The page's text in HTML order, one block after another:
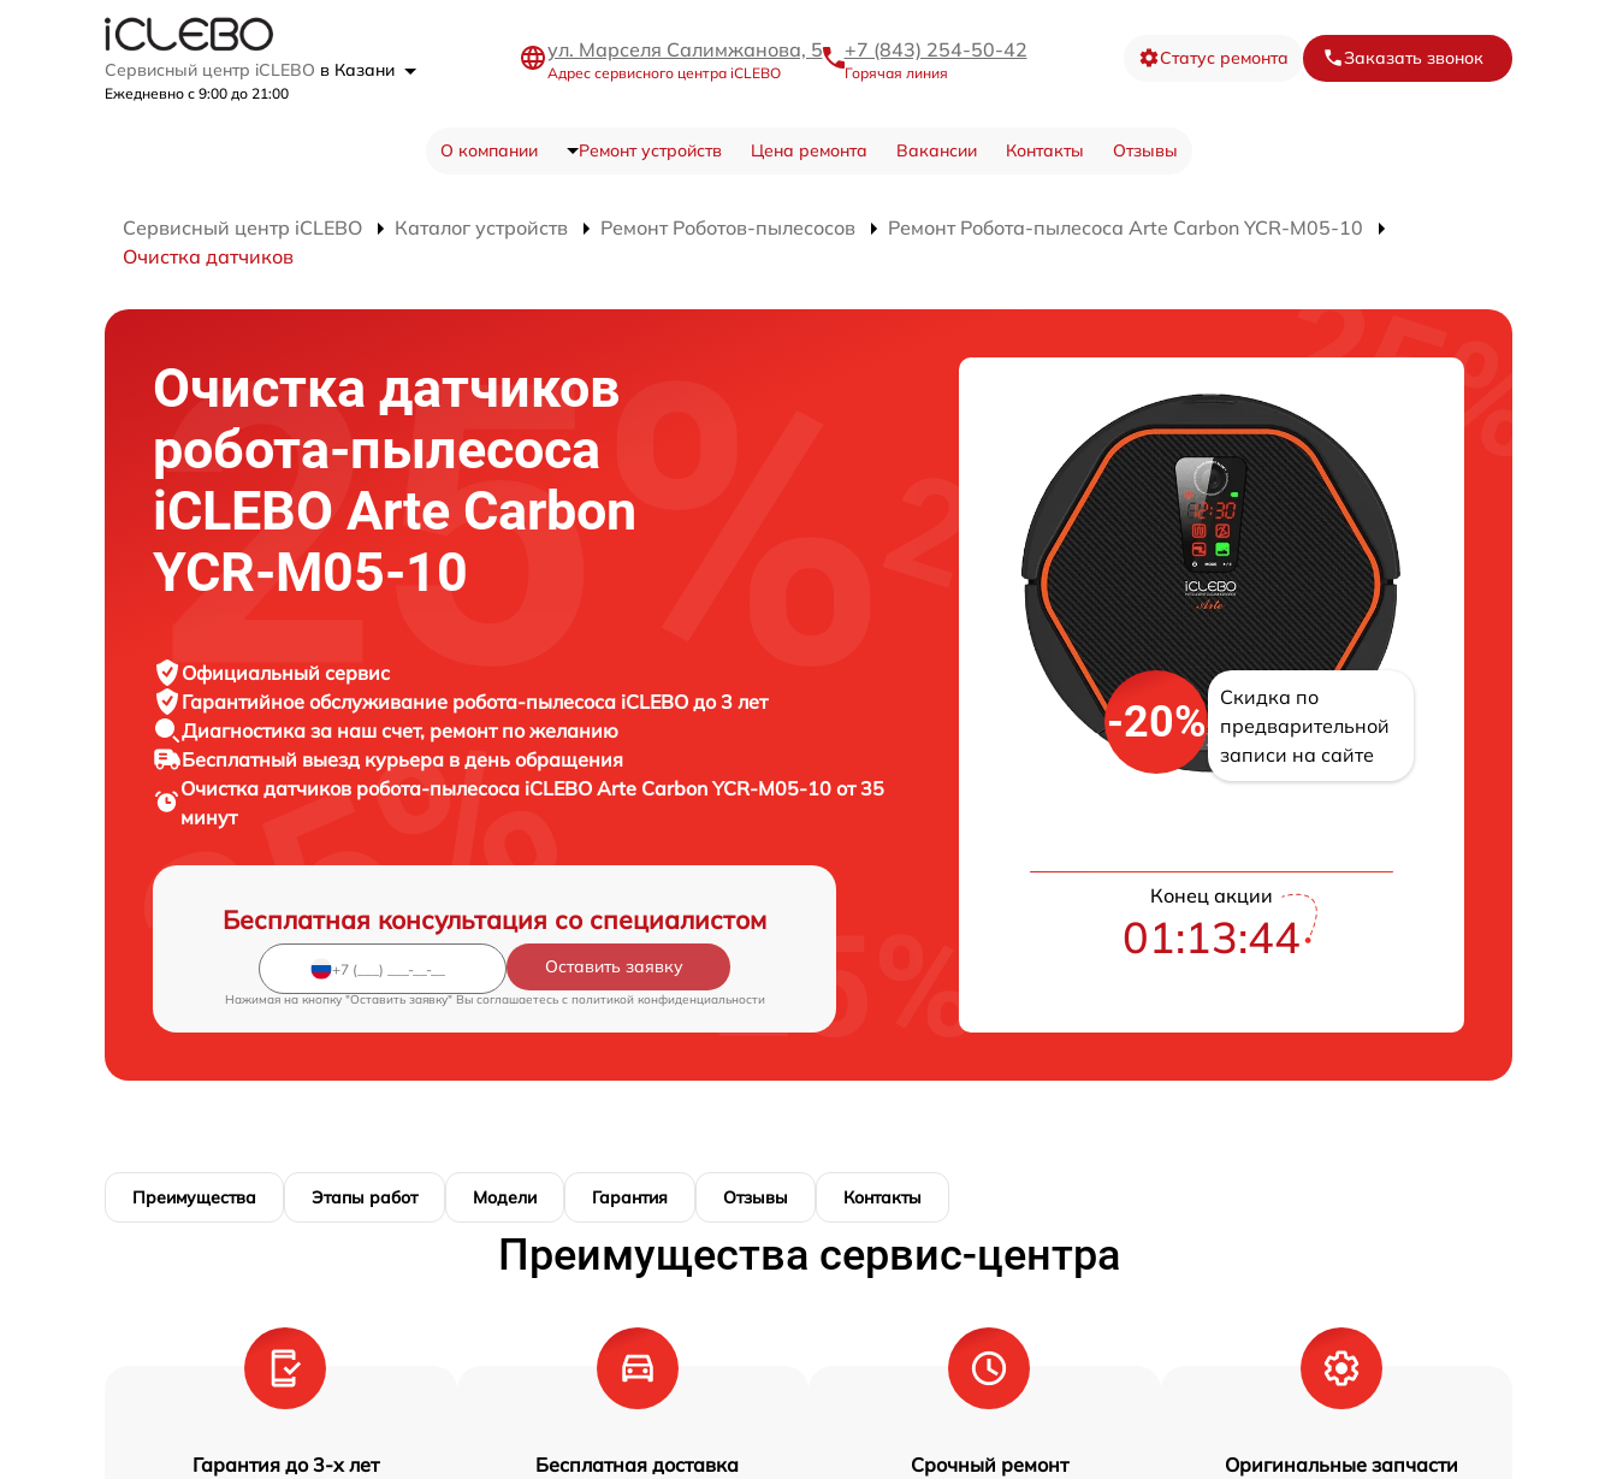
Сервисный центр iCLEBO в Казани
Ежедневно с 9:00 до 21:00
ул. Марселя Салимжанова, 5
Адрес сервисного центра iCLEBO
+7 (843) 254-50-42
Горячая линия
Статус ремонта Заказать звонок
О компании Ремонт устройств Цена ремонта Вакансии Контакты Отзывы
Сервисный центр iCLEBO Каталог устройств Ремонт Роботов-пылесосов
Ремонт Робота-пылесоса Arte Carbon YCR-M05-10
Очистка датчиков
Очистка датчиков
робота-пылесоса
iCLEBO Arte Carbon
YCR-M05-10
Официальный сервис
Гарантийное обслуживание робота-пылесоса iCLEBO до 3 лет
Диагностика за наш счет, ремонт по желанию
Бесплатный выезд курьера в день обращения
Очистка датчиков робота-пылесоса iCLEBO Arte Carbon YCR-M05-10 от 35
минут
Бесплатная консультация со специалистом
Оставить заявку
Нажимая на кнопку "Оставить заявку" Вы соглашаетесь c политикой конфиденциальности
-20%
Скидка по
предварительной
записи на сайте
Конец акции
01:13:43
Преимущества Этапы работ Модели Гарантия Отзывы Контакты
Преимущества сервис-центра
Гарантия до 3-х лет Бесплатная доставка Срочный ремонт Оригинальные запчасти